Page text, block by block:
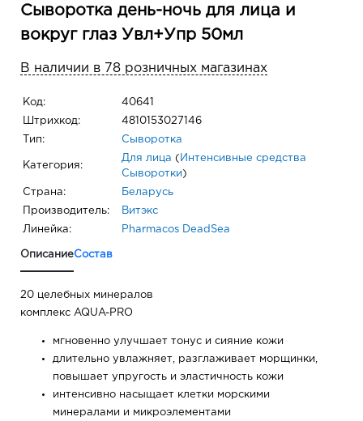
Сыворотка день-ночь для лица и
вокруг глаз Увл+Упр 50мл
В наличии в 78 розничных магазинах
Код: 40641
Штрихкод: 4810153027146
Тип: Сыворотка
Категория:
Для лица ( Интенсивные средства
Сыворотки )
Страна: Беларусь
Производитель: Витэкс
Линейка: Pharmacos DeadSea
ОписаниеСостав
20 целебных минералов
комплекс AQUA-PRO
мгновенно улучшает тонус и сияние кожи
длительно увлажняет, разглаживает морщинки,
повышает упругость и эластичность кожи
интенсивно насыщает клетки морскими
минералами и микроэлементами